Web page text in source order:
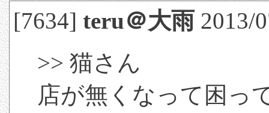
[7634]teru＠大雨 2013/
>> 猫さん
店が無くなって困っ